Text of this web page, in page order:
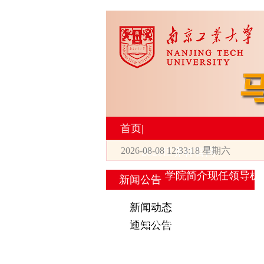
首页|
2026世界杯官网
学院简介现任领导机
研究生培养
学生活
2026-08-08 12:33:19 星期六
新闻公告
新闻动态
通知公告